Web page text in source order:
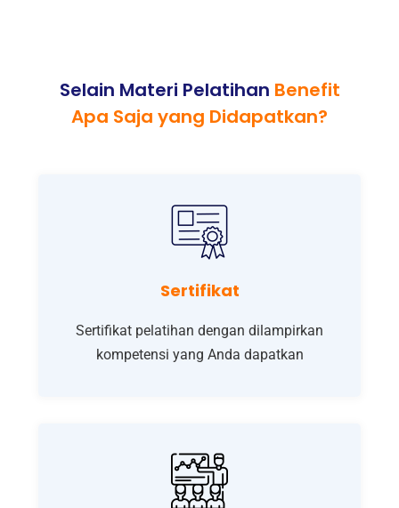
Selain Materi Pelatihan Benefit
Apa Saja yang Didapatkan?
Sertifikat
Sertifikat pelatihan dengan dilampirkan
kompetensi yang Anda dapatkan